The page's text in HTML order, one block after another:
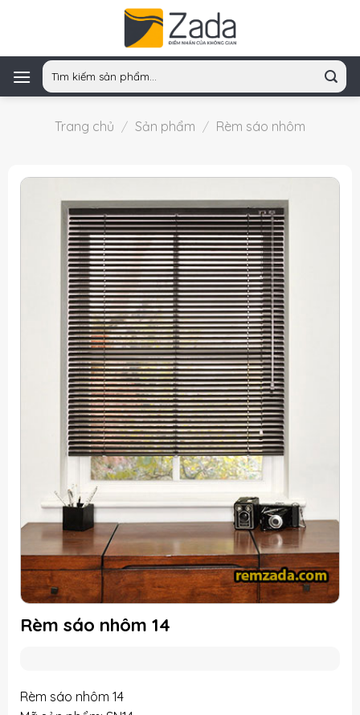
Tìm
kiếm:
Trang chủ / Sản phẩm / Rèm sáo nhôm
Rèm sáo nhôm 14
Rèm sáo nhôm 14